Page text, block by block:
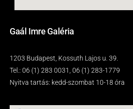
Gaál Imre Galéria
1203 Budapest, Kossuth Lajos u. 39.
Tel.: 06 (1) 283 0031, 06 (1) 283-1779
Nyitva tartás: kedd-szombat 10-18 óra